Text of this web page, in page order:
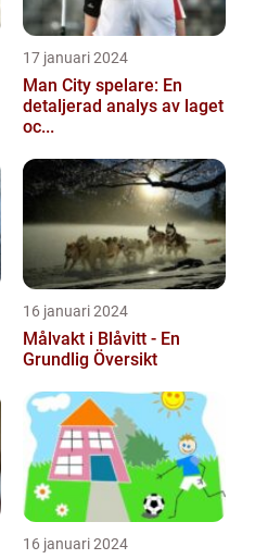
17 januari 2024
Man City spelare: En
detaljerad analys av laget
oc...
16 januari 2024
Målvakt i Blåvitt - En
Grundlig Översikt
16 januari 2024